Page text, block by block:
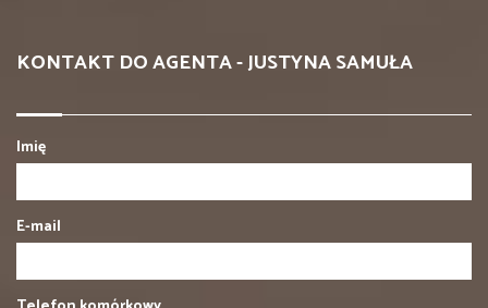
KONTAKT DO AGENTA - JUSTYNA SAMUŁA
Imię
E-mail